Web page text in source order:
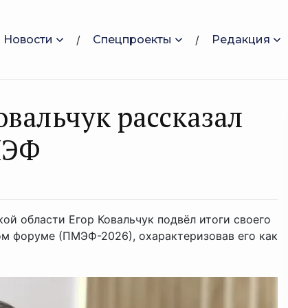
Новости Спецпроекты Редакция
рассказал
области Егор Ковальчук подвёл итоги своего
форуме (ПМЭФ-2026), охарактеризовав его как